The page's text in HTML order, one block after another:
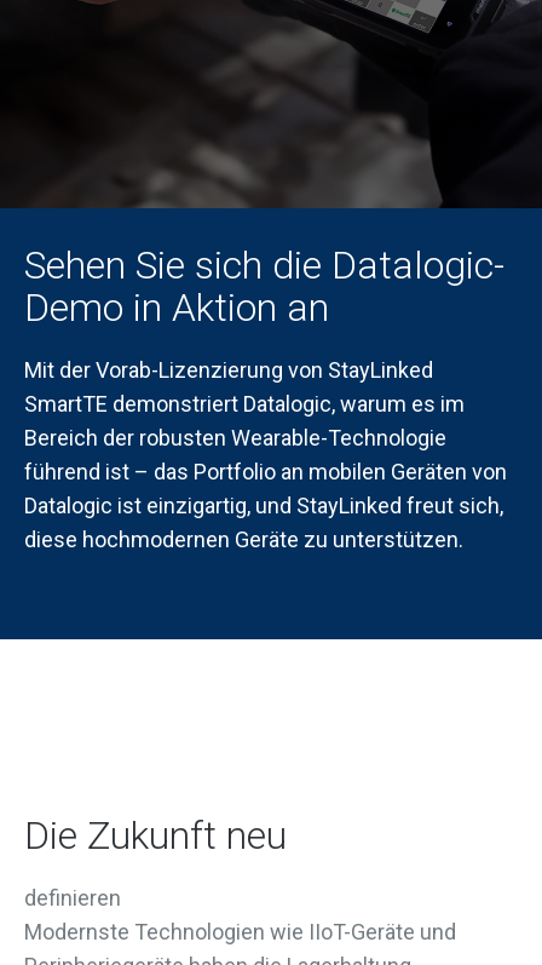
Sehen Sie sich die Datalogic-
Demo in Aktion an
Mit der Vorab-Lizenzierung von StayLinked
SmartTE demonstriert Datalogic, warum es im
Bereich der robusten Wearable-Technologie
führend ist – das Portfolio an mobilen Geräten von
Datalogic ist einzigartig, und StayLinked freut sich,
diese hochmodernen Geräte zu unterstützen.
Die Zukunft neu
definieren
Modernste Technologien wie IIoT-Geräte und